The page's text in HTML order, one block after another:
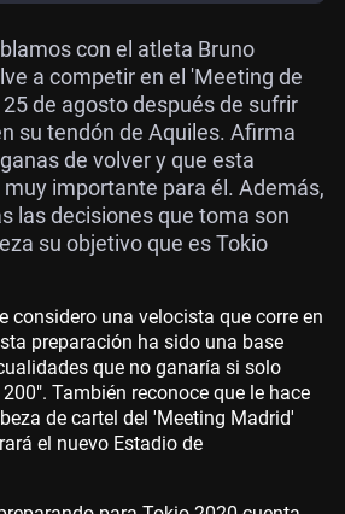
con el atleta Bruno
a competir en el 'Meeting de
de agosto después de sufrir
su tendón de Aquiles. Afirma
de volver y que esta
importante para él. Además,
las decisiones que toma son
su objetivo que es Tokio
considero una velocista que corre en
preparación ha sido una base
que no ganaría si solo
También reconoce que le hace
de cartel del 'Meeting Madrid'
el nuevo Estadio de